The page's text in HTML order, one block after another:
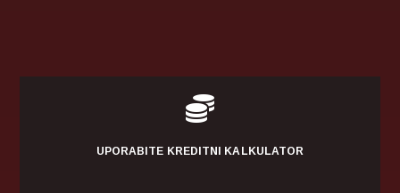

UPORABITE KREDITNI KALKULATOR